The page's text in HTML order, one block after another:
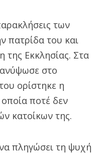
των
πατρίδα του και
της Εκκλησίας. Στα
στο
ορίστηκε η
ποτέ δεν
κατοίκων της.
πληγώσει τη ψυχή